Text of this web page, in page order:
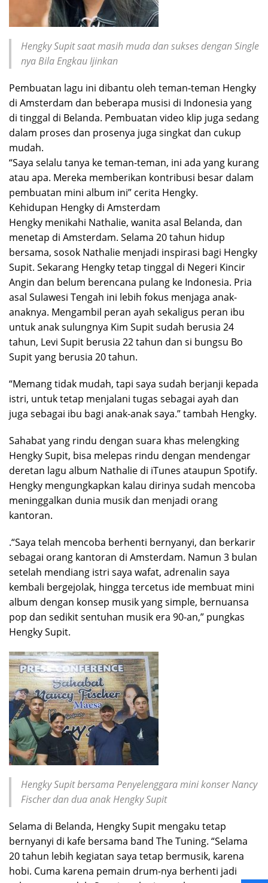
Hengky Supit saat masih muda dan sukses dengan Single
nya Bila Engkau Ijinkan
Pembuatan lagu ini dibantu oleh teman-teman Hengky
di Amsterdam dan beberapa musisi di Indonesia yang
di tinggal di Belanda. Pembuatan video klip juga sedang
dalam proses dan prosenya juga singkat dan cukup
mudah.
“Saya selalu tanya ke teman-teman, ini ada yang kurang
atau apa. Mereka memberikan kontribusi besar dalam
pembuatan mini album ini” cerita Hengky.
Kehidupan Hengky di Amsterdam
Hengky menikahi Nathalie, wanita asal Belanda, dan
menetap di Amsterdam. Selama 20 tahun hidup
bersama, sosok Nathalie menjadi inspirasi bagi Hengky
Supit. Sekarang Hengky tetap tinggal di Negeri Kincir
Angin dan belum berencana pulang ke Indonesia. Pria
asal Sulawesi Tengah ini lebih fokus menjaga anak-
anaknya. Mengambil peran ayah sekaligus peran ibu
untuk anak sulungnya Kim Supit sudah berusia 24
tahun, Levi Supit berusia 22 tahun dan si bungsu Bo
Supit yang berusia 20 tahun.
“Memang tidak mudah, tapi saya sudah berjanji kepada
istri, untuk tetap menjalani tugas sebagai ayah dan
juga sebagai ibu bagi anak-anak saya.” tambah Hengky.
Sahabat yang rindu dengan suara khas melengking
Hengky Supit, bisa melepas rindu dengan mendengar
deretan lagu album Nathalie di iTunes ataupun Spotify.
Hengky mengungkapkan kalau dirinya sudah mencoba
meninggalkan dunia musik dan menjadi orang
kantoran.
.“Saya telah mencoba berhenti bernyanyi, dan berkarir
sebagai orang kantoran di Amsterdam. Namun 3 bulan
setelah mendiang istri saya wafat, adrenalin saya
kembali bergejolak, hingga tercetus ide membuat mini
album dengan konsep musik yang simple, bernuansa
pop dan sedikit sentuhan musik era 90-an,” pungkas
Hengky Supit.
Hengky Supit bersama Penyelenggara mini konser Nancy
Fischer dan dua anak Hengky Supit
Selama di Belanda, Hengky Supit mengaku tetap
bernyanyi di kafe bersama band The Tuning. “Selama
20 tahun lebih kegiatan saya tetap bermusik, karena
hobi. Cuma karena pemain drum-nya berhenti jadi